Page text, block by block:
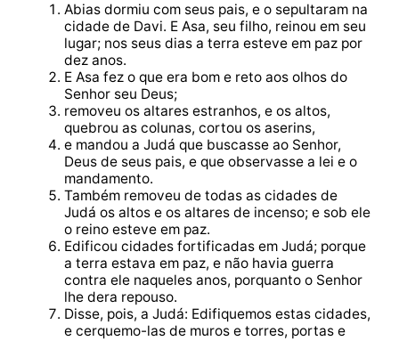
Abias dormiu com seus pais, e o sepultaram na
cidade de Davi. E Asa, seu filho, reinou em seu
lugar; nos seus dias a terra esteve em paz por
dez anos.
E Asa fez o que era bom e reto aos olhos do
Senhor seu Deus;
removeu os altares estranhos, e os altos,
quebrou as colunas, cortou os aserins,
e mandou a Judá que buscasse ao Senhor,
Deus de seus pais, e que observasse a lei e o
mandamento.
Também removeu de todas as cidades de
Judá os altos e os altares de incenso; e sob ele
o reino esteve em paz.
Edificou cidades fortificadas em Judá; porque
a terra estava em paz, e não havia guerra
contra ele naqueles anos, porquanto o Senhor
lhe dera repouso.
Disse, pois, a Judá: Edifiquemos estas cidades,
e cerquemo-las de muros e torres, portas e